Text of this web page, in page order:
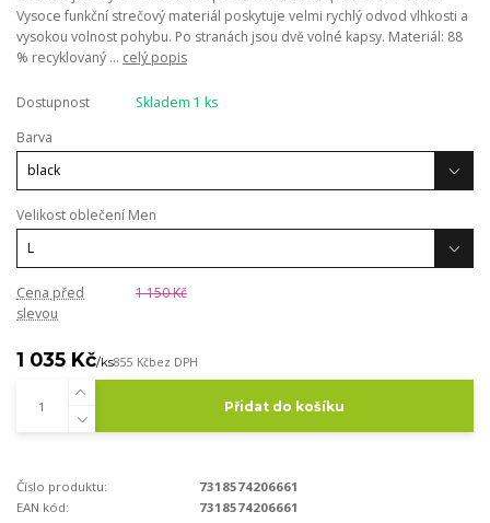
Vysoce funkční strečový materiál poskytuje velmi rychlý odvod vlhkosti a
vysokou volnost pohybu. Po stranách jsou dvě volné kapsy. Materiál: 88
% recyklovaný ... celý popis
Dostupnost
Skladem 1 ks
Barva
Velikost oblečení Men
Cena před
slevou
1 150 Kč
1 035 Kč/ks855 Kčbez DPH
Přidat do košíku
Číslo produktu:
7318574206661
EAN kód:
7318574206661